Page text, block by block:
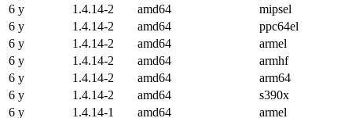
6 y
1.4.14-2 amd64
mipsel
6 y
1.4.14-2 amd64
ppc64el
6 y
1.4.14-2 amd64
armel
6 y
1.4.14-2 amd64
armhf
6 y
1.4.14-2 amd64
arm64
6 y
1.4.14-2 amd64
s390x
6 y
1.4.14-1 amd64
armel